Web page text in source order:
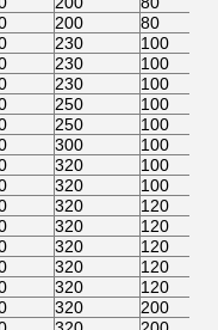
200
80
230
100
230
100
230
100
250
100
250
100
300
100
320
100
320
100
320
120
320
120
320
120
320
120
320
120
320
200